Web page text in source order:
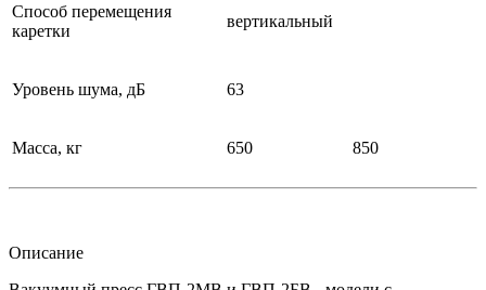
Способ перемещения
каретки
вертикальный
Уровень шума, дБ 63
Масса, кг 650 850
Описание